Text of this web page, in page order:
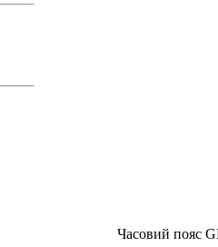
Часовий пояс